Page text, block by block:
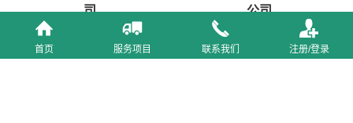
司
公司
首页 服务项目 联系我们 注册/登录